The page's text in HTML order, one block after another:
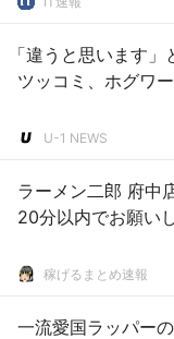
「違うと思います
ツッコミ、ホグワ
U-1 NEWS
ラーメン二郎 府中
20分以内でお願い
稼げるまとめ速報
一流愛国ラッパー